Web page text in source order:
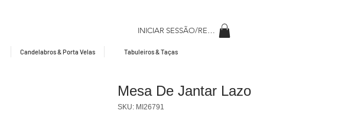
INICIAR SESSÃO/REGISAR
Candelabros & Porta Velas Tabuleiros & Taças
Mesa De Jantar Lazo
SKU: MI26791